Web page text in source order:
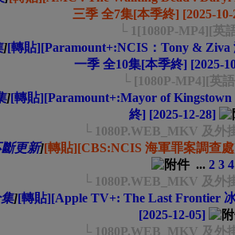
三季 全7集[本季終] [2025-10-
└ 1[1080P-MP4][英
][轉貼][Paramount+:NCIS：Tony &
一季 全10集[本季終] [2025-
└ [1080P-MP4][英
][轉貼][Paramount+:Mayor of
終] [2025-12-28]
└ 1080P.WEB_MKV 及外
更新][轉貼][CBS:NCIS 海軍罪案調查處
... 2 3 4
└ 1080P.WEB_MKV 及外
][轉貼][Apple TV+: The Last Frontier
[2025-12-05]
└ 1080P.WEB_MKV 及外